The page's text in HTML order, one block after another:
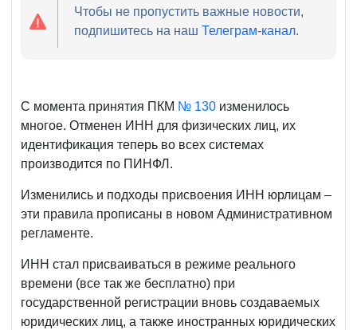
Чтобы не пропустить важные новости,
подпишитесь на нашТелеграм-канал.
С момента принятия ПКМ № 130 изменилось
многое. Отменен ИНН для физических лиц, их
идентификация теперь во всех системах
производится по ПИНФЛ.
Изменились и подходы присвоения ИНН юрлицам –
эти правила прописаны в новом Административном
регламенте.
ИНН стал присваиваться в режиме реального
времени (все так же бесплатно) при
государственной регистрации вновь создаваемых
юридических лиц, а также иностранных юридических